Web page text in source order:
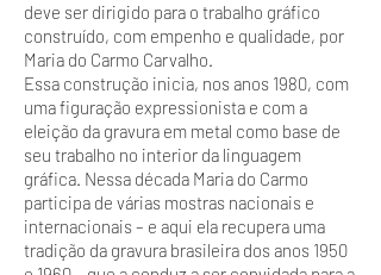
deve ser dirigido para o trabalho gráfico
construído, com empenho e qualidade, por
Maria do Carmo Carvalho.
Essa construção inicia, nos anos 1980, com
uma figuração expressionista e com a
eleição da gravura em metal como base de
seu trabalho no interior da linguagem
gráfica. Nessa década Maria do Carmo
participa de várias mostras nacionais e
internacionais – e aqui ela recupera uma
tradição da gravura brasileira dos anos 1950